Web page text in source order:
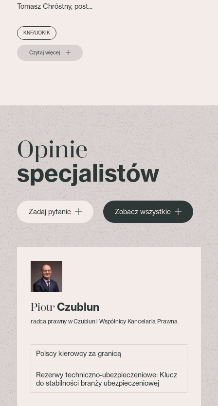
Tomasz Chróstny, post...
KNF/UOKIK
Czytaj więcej
Opinie
specjalistów
Zadaj pytanie Zobacz wszystkie
PiotrCzublun
radca prawny w Czublun i Wspólnicy Kancelaria Prawna
Polscy kierowcy za granicą
Rezerwy techniczno-ubezpieczeniowe: Klucz
do stabilności branży ubezpieczeniowej